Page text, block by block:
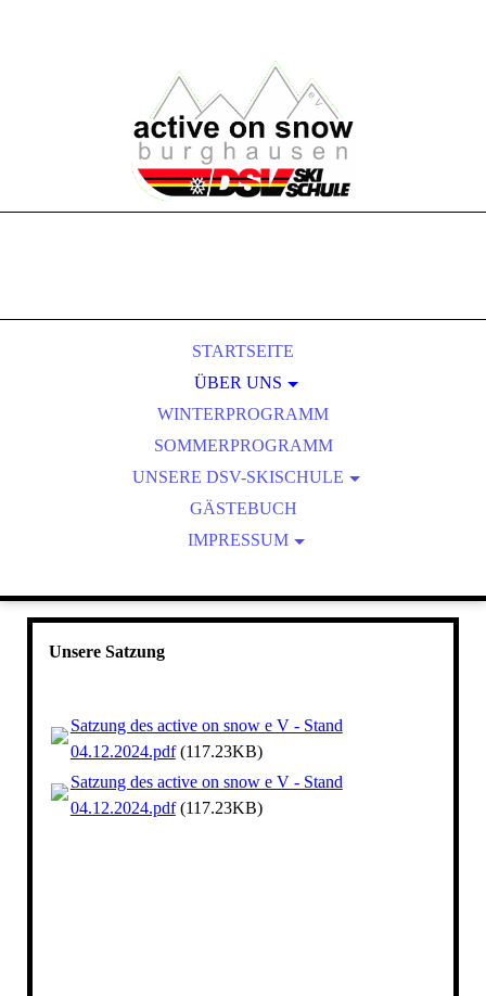
STARTSEITE
ÜBER UNS
VORSTANDSCHAFT
SKILEHRERTEAM
MITGLIEDSCHAFT
SATZUNG
ARCHIV
WINTERPROGRAMM
SOMMERPROGRAMM
UNSERE DSV-SKISCHULE
GRÜNDUNG
LIZENZIERUNG
GÄSTEBUCH
IMPRESSUM
HAFTUNGSAUSSCHLUSS
Unsere Satzung
Satzung des active on snow e V - Stand
04.12.2024.pdf(117.23KB)
Satzung des active on snow e V - Stand
04.12.2024.pdf(117.23KB)